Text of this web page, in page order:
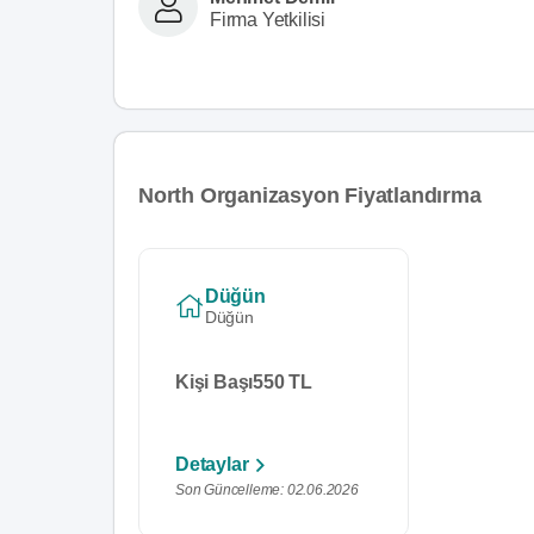
Firma Yetkilisi
North Organizasyon Fiyatlandırma
Düğün
Düğün
Kişi Başı550 TL
Detaylar
Son Güncelleme: 02.06.2026